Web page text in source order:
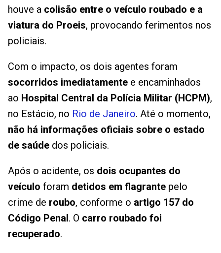
houve a colisão entre o veículo roubado e a
viatura do Proeis, provocando ferimentos nos
policiais.
Com o impacto, os dois agentes foram
socorridos imediatamente e encaminhados
ao Hospital Central da Polícia Militar (HCPM),
no Estácio, no Rio de Janeiro. Até o momento,
não há informações oficiais sobre o estado
de saúde dos policiais.
Após o acidente, os dois ocupantes do
veículo foram detidos em flagrante pelo
crime de roubo, conforme o artigo 157 do
Código Penal. O carro roubado foi
recuperado.